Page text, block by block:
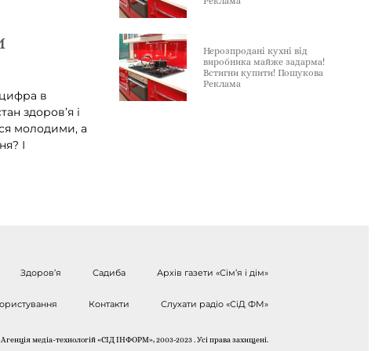
цифра в
здоров’я і
молодими, а
І
Нерозпродані кухні від
виробника майже задарма!
Встигни купити! Пошукова
Реклама
Здоров’я Садиба Архів газети «Сім’я і дім»
Контакти Слухати радіо «СіД ФМ»
медіа-технологій «СІД ІНФОРМ», 2003-2023 . Усі права захищені.